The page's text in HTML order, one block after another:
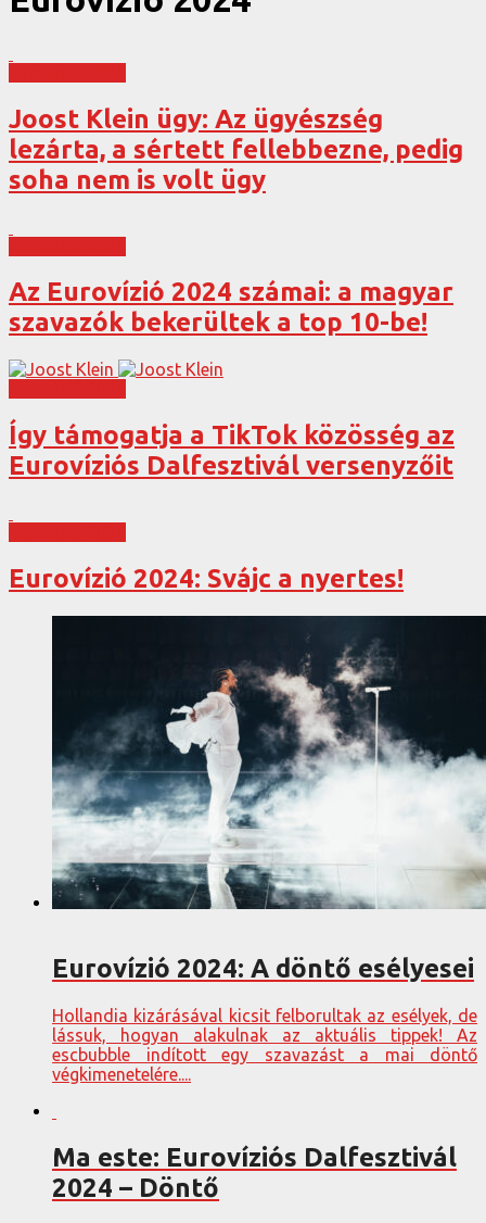
Joost Klein ügy: Az ügyészség
lezárta, a sértett fellebbezne, pedig
soha nem is volt ügy
Az Eurovízió 2024 számai: a magyar
szavazók bekerültek a top 10-be!
Így támogatja a TikTok közösség az
Eurovíziós Dalfesztivál versenyzőit
Eurovízió 2024: Svájc a nyertes!
Eurovízió 2024: A döntő esélyesei
Hollandia kizárásával kicsit felborultak az esélyek, de
lássuk, hogyan alakulnak az aktuális tippek! Az
escbubble indított egy szavazást a mai döntő
végkimenetelére....
Ma este: Eurovíziós Dalfesztivál
2024 – Döntő